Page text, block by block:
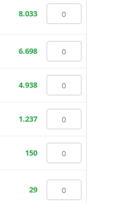
8.033
6.698
4.938
1.237
150
29